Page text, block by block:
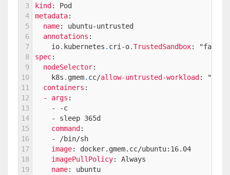
3
4
5
6
7
8
9
10
11
12
13
14
15
16
17
18
19
kind : Pod
metadata:
name: ubuntu-untrusted
annotations :
io. kubernetes . cri-o.TrustedSandbox: "false"
spec:
nodeSelector:
k8s . gmem. cc/allow-untrusted-workload :
containers :
- args :
-
-c
-
sleep 365d
command :
-
/bin/sh
image: docker.gmem.cc/ubuntu:16.04
imagePullPolicy: Always
name: ubuntu